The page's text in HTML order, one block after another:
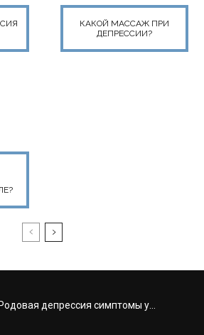
КАКОЙ МАССАЖ ПРИ
ДЕПРЕССИИ?
депрессия симптомы у...